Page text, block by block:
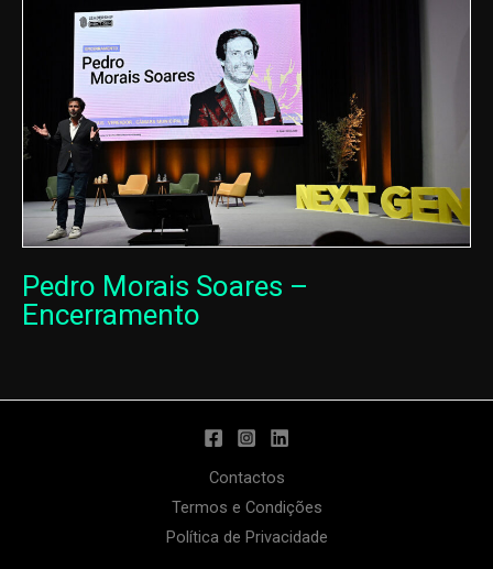
Pedro Morais Soares –
Encerramento
Contactos
Termos e Condições
Política de Privacidade